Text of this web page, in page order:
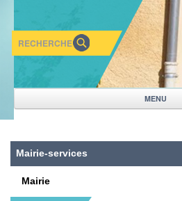
MENU
Mairie-services
Mairie